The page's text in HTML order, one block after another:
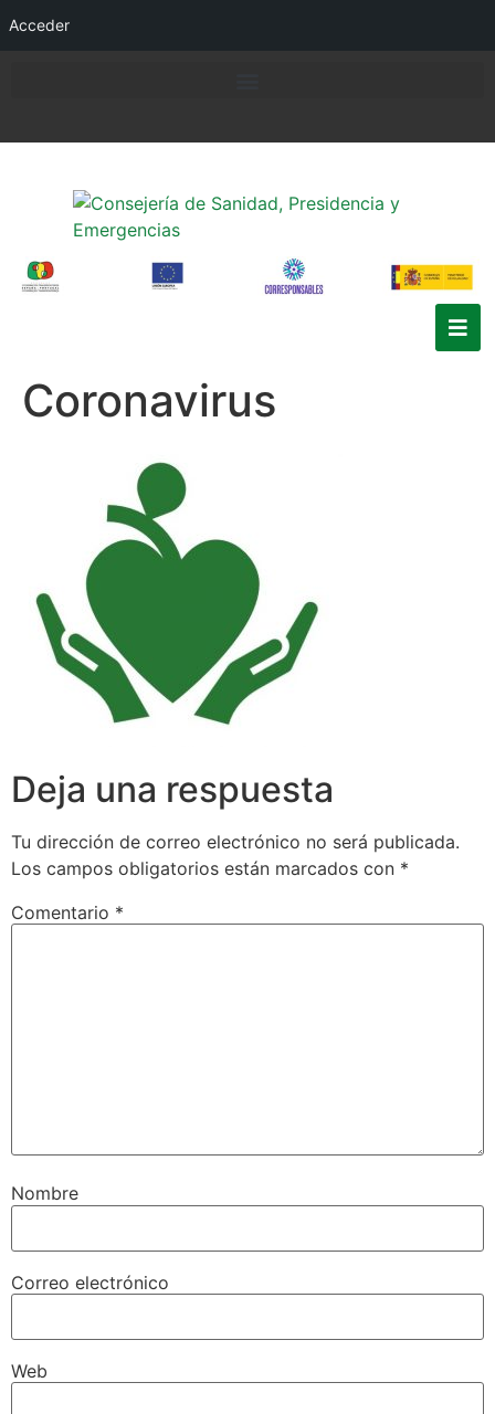
Acceder
Coronavirus
Deja una respuesta
Tu dirección de correo electrónico no será publicada.
Los campos obligatorios están marcados con *
Comentario *
Nombre
Correo electrónico
Web